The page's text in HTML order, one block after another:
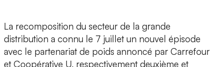
La recomposition du secteur de la grande
distribution a connu le 7 juillet un nouvel épisode
avec le partenariat de poids annoncé par Carrefour
et Coopérative U, respectivement deuxième et